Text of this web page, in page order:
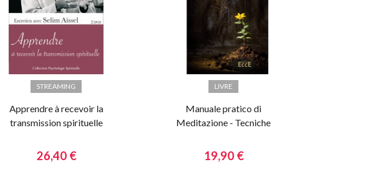
STREAMING
Apprendre à recevoir la
transmission spirituelle
26,40 €
LIVRE
Manuale pratico di
Meditazione - Tecniche
19,90 €